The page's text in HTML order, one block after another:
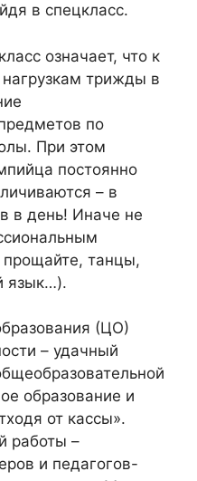
в спецкласс.
означает, что к
трижды в
по
При этом
постоянно
– в
в день! Иначе не
танцы,
язык…).
(ЦО)
– удачный
образование и
от кассы».
работы –
и педагогов-